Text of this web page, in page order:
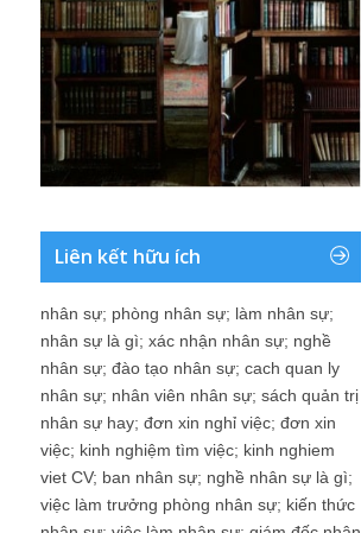
Liên kết hữu ích
nhân sự; phòng nhân sự; làm nhân sự;
nhân sự là gì; xác nhận nhân sự; nghề
nhân sự; đào tạo nhân sự; cach quan ly
nhân sự; nhân viên nhân sự; sách quản trị
nhân sự hay; đơn xin nghỉ việc; đơn xin
việc; kinh nghiệm tìm việc; kinh nghiem
viet CV; ban nhân sự; nghề nhân sự là gì;
việc làm trưởng phòng nhân sự; kiến thức